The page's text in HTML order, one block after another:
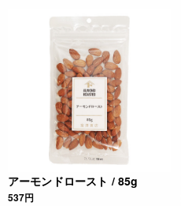
アーモンドロースト / 85g
537円